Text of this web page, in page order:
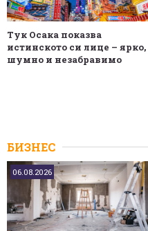
Тук Осака показва
истинското си лице – ярко,
шумно и незабравимо
БИЗНЕС
06.08.2026